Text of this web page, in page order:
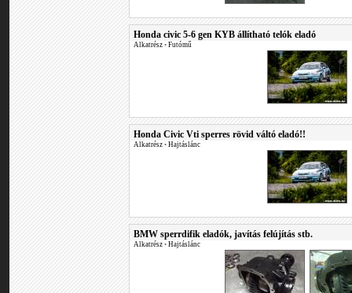
Honda civic 5-6 gen KYB állítható telók eladó
Alkatrész • Futómű
Honda Civic Vti sperres rövid váltó eladó!!
Alkatrész • Hajtáslánc
BMW sperrdifik eladók, javítás felújítás stb.
Alkatrész • Hajtáslánc